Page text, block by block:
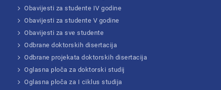
Obavijesti za studente IV godine
Obavijesti za studente V godine
Obavijesti za sve studente
Odbrane doktorskih disertacija
Odbrane projekata doktorskih disertacija
Oglasna ploča za doktorski studij
Oglasna ploča za I ciklus studija